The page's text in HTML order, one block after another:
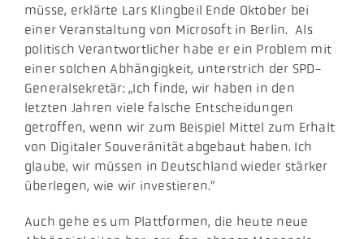
müsse, erklärte Lars Klingbeil Ende Oktober bei
einer Veranstaltung von Microsoft in Berlin. Als
politisch Verantwortlicher habe er ein Problem mit
einer solchen Abhängigkeit, unterstrich der SPD-
Generalsekretär: „Ich finde, wir haben in den
letzten Jahren viele falsche Entscheidungen
getroffen, wenn wir zum Beispiel Mittel zum Erhalt
von Digitaler Souveränität abgebaut haben. Ich
glaube, wir müssen in Deutschland wieder stärker
überlegen, wie wir investieren.“
Auch gehe es um Plattformen, die heute neue